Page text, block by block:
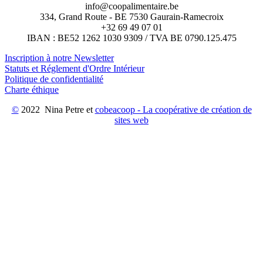
info@coopalimentaire.be
334, Grand Route - BE 7530 Gaurain-Ramecroix
+32 69 49 07 01
IBAN : BE52 1262 1030 9309 / TVA BE 0790.125.475
Inscription à notre Newsletter
Statuts et Réglement d'Ordre Intérieur
Politique de confidentialité
Charte éthique
©2022 Nina Petre et cobeacoop - La coopérative de création de
sites web